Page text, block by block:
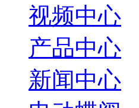
视频中心
产品中心
新闻中心